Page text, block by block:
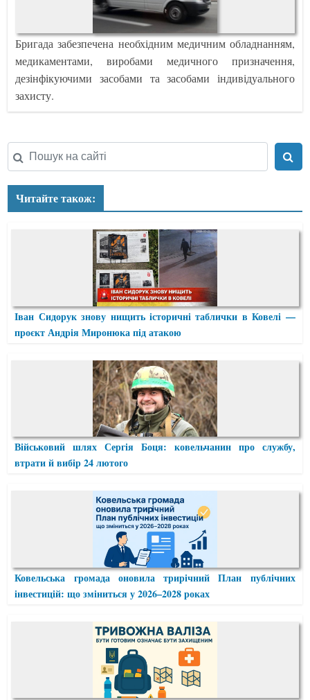
Бригада забезпечена необхідним медичним обладнанням,
медикаментами, виробами медичного призначення,
дезінфікуючими засобами та засобами індивідуального
захисту.
Читайте також:
Іван Сидорук знову нищить історичні таблички в Ковелі —
проєкт Андрія Миронюка під атакою
Військовий шлях Сергія Боця: ковельчанин про службу,
втрати й вибір 24 лютого
Ковельська громада оновила трирічний План публічних
інвестицій: що зміниться у 2026–2028 роках